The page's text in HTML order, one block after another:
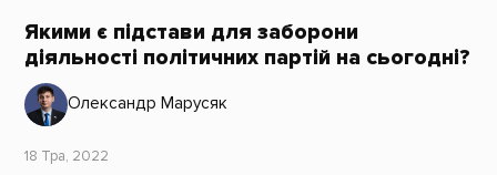
Якими є підстави для заборони
діяльності політичних партій на сьогодні?
Олександр Марусяк
18 Тра, 2022